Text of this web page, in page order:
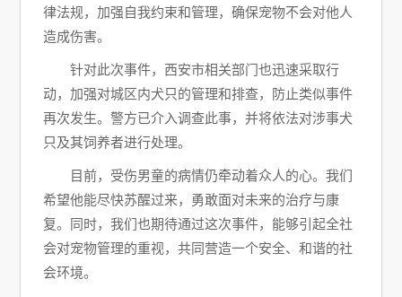
律法规，加强自我约束和管理，确保宠物不会对他人
造成伤害。
针对此次事件，西安市相关部门也迅速采取行
动，加强对城区内犬只的管理和排查，防止类似事件
再次发生。警方已介入调查此事，并将依法对涉事犬
只及其饲养者进行处理。
目前，受伤男童的病情仍牵动着众人的心。我们
希望他能尽快苏醒过来，勇敢面对未来的治疗与康
复。同时，我们也期待通过这次事件，能够引起全社
会对宠物管理的重视，共同营造一个安全、和谐的社
会环境。